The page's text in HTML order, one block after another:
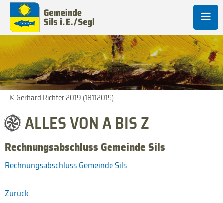
© Gerhard Richter 2019 (18112019)
ALLES VON A BIS Z
Rechnungsabschluss Gemeinde Sils
Rechnungsabschluss Gemeinde Sils
Zurück